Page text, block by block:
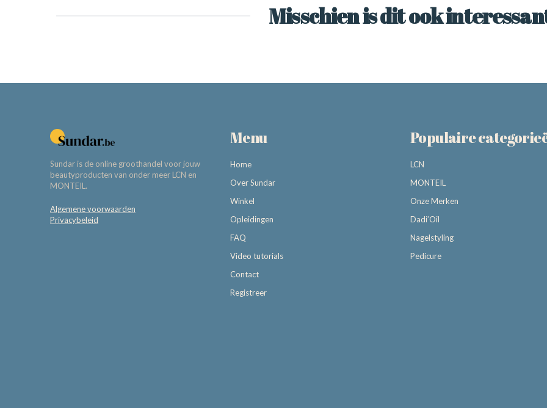
Misschien is dit ook
Sundar is de online groothandel voor jouw
beautyproducten van onder meer LCN en
MONTEIL.
Algemene voorwaarden
Privacybeleid
Menu
Home
Over Sundar
Winkel
Opleidingen
FAQ
Video tutorials
Contact
Registreer
Populaire
LCN
MONTEIL
Onze Merken
Dadi’Oil
Nagelstyling
Pedicure